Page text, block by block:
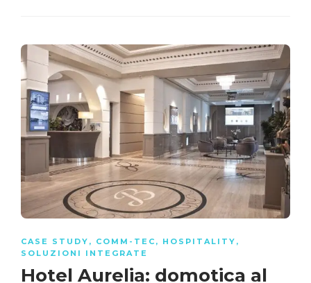
CASE STUDY , COMM-TEC , HOSPITALITY ,
SOLUZIONI INTEGRATE
Hotel Aurelia: domotica al